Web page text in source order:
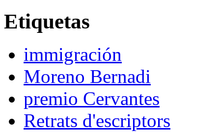
Etiquetas
immigración
Moreno Bernadi
premio Cervantes
Retrats d'escriptors